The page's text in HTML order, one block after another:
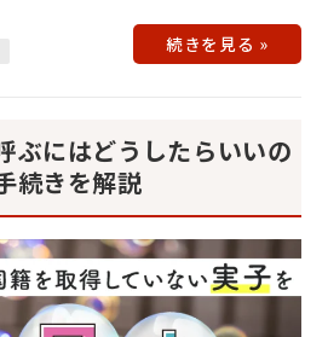
ぶにはどうしたらいいの
続きを解説